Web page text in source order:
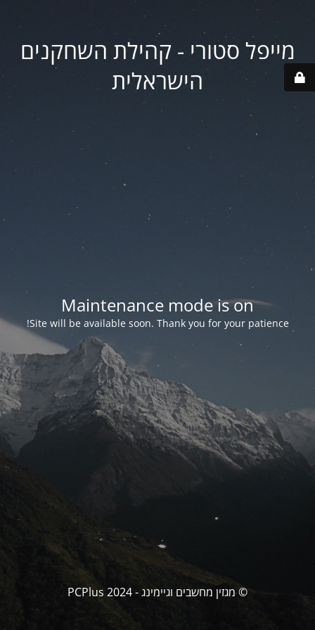
מייפל סטורי - קהילת השחקנים
הישראלית
Maintenance mode is on
Site will be available soon. Thank you for your patience!
© מגזין מחשבים וגיימינג - PCPlus 2024